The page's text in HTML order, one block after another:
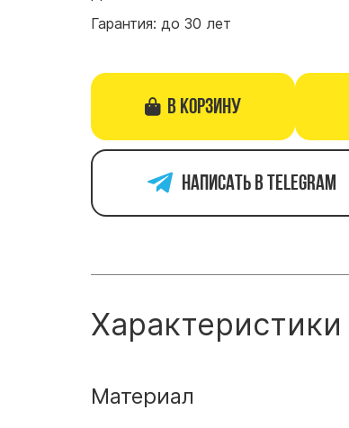
Гарантия: до 30 лет
В корзину
Написать в telegram
Характеристики
Материал